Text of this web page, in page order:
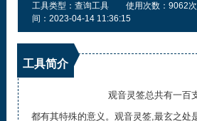
工具类型：查询工具 使用次数：9062次
间：2023-04-14 11:36:15
工具简介
观音灵签总共有一百
都有其特殊的意义。观音灵签,最玄之处